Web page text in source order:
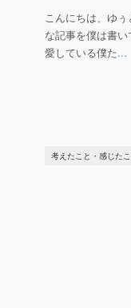
こんにちは、ゆ
な記事を僕は書
愛している僕た...
考えたこと・感じた